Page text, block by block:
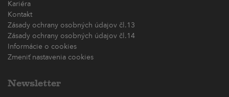
Kariéra
Kontakt
Zásady ochrany osobných údajov čl.13
Zásady ochrany osobných údajov čl.14
Informácie o cookies
Zmeniť nastavenia cookies
Newsletter